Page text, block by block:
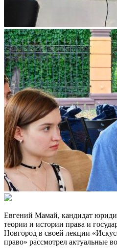
Евгений Мамай, кандидат
теории и истории права и
Новгород в своей лекции
право» рассмотрел актуальные